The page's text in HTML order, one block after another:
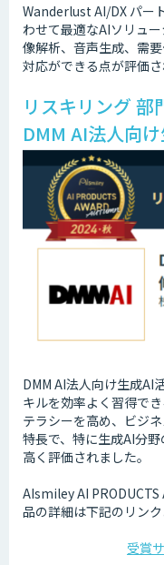
Wanderlust AI/DX パー
わせて最適なAIソリュ
像解析、音声生成、需
対応ができる点が評価さ
リスキリング
DMM AI法人向
DMM AI法人向け生成AI
キルを効率よく習得で
テラシーを高め、ビジ
特長で、特に生成AI分
高く評価されました。
AIsmiley AI
品の詳細は下記のリンク
受賞